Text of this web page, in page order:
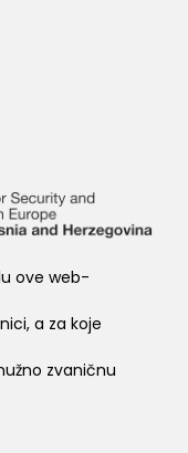
ove web-
a za koje
zvaničnu